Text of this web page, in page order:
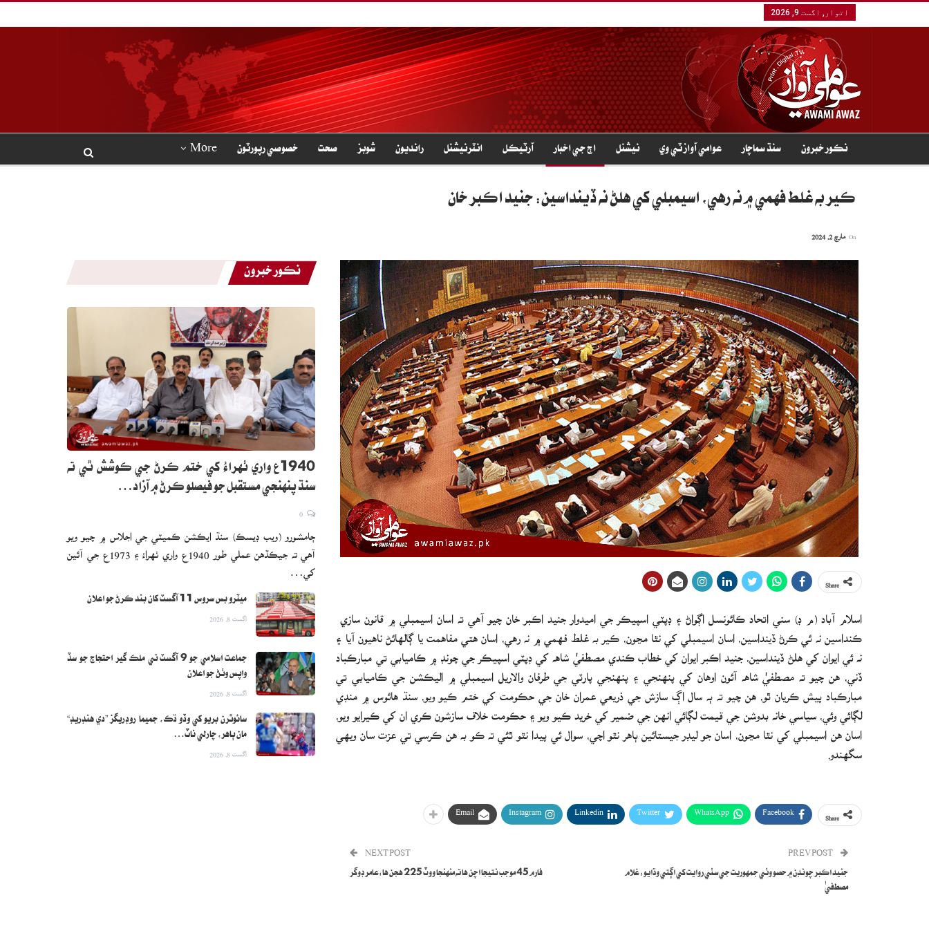
اتوار, اگست 9, 2026
نڪور خبرون سنڌ سماچار عوامي آواز ٽي وي نيشنل اڄ جي اخبار آرٽيڪل انٽرنيشنل رانديون شوبز صحت خصوصي رپورٽون More
ڪير به غلط فهمي ۾ نه رهي، اسيمبلي کي هلڻ نه ڏينداسين: جنيد اڪبر خان
مارچ 2, 2024
اسلام آباد (م ڊ) سني اتحاد ڪائونسل اڳواڻ ۽ ڊپٽي اسپيڪر جي اميدوار جنيد اڪبر خان چيو آهي ته اسان اسيمبلي ۾ قانون سازي
ڪنداسين نه ئي ڪرڻ ڏينداسين، اسان اسيمبلي کي نٿا مڃون، ڪير به غلط فهمي ۾ نه رهي، اسان هتي مفاهمت يا ڳالهائڻ ناهيون آيا ۽
نه ئي ايوان کي هلڻ ڏينداسين، جنيد اڪبر ايوان کي خطاب ڪندي مصطفيٰ شاهه کي ڊپٽي اسپيڪر جي چونڊ ۾ ڪاميابي تي مبارڪباد
ڏني، هن چيو ته مصطفيٰ شاهه آئون اوهان کي پنهنجي ۽ پنهنجي پارٽي جي طرفان والاريل اسيمبلي ۾ اليڪشن جي ڪاميابي تي
مبارڪباد پيش ڪريان ٿو، هن چيو ته ٻه سال اڳ سازش جي ذريعي عمران خان جي حڪومت کي ختم ڪيو ويو، سنڌ هائوس ۾ منڊي
لڳائي وئي، سياسي خانه بدوشن جي قيمت لڳائي انهن جي ضمير کي خريد ڪيو ويو ۽ حڪومت خلاف سازشون ڪري ان کي ڪيرايو ويو،
اسان هن اسيمبلي کي نٿا مڃون، اسان جو ليڊر جيستائين ٻاهر نٿو اچي، سوال ئي پيدا نٿو ٿئي ته ڪو به هن ڪرسي تي عزت سان ويهي
سگهندو.
Facebook
WhatsApp
Twitter
Linkedin
Instagram
Email
جنيد اڪبر چونڊن ۾ حصو وٺي جمهوريت جي سٺي روايت کي اڳتي وڌايو: غلام
مصطفيٰ
NEXT POST
فارم 45 موجب نتيجا اچن ها ته منهنجا ووٽ 225 هجن ها:عامر ڊوگر
نڪور خبرون
1940ع واري ٺهراءُ کي ختم ڪرڻ جي ڪوشش ٿي ته
سنڌ پنهنجي مستقبل جو فيصلو ڪرڻ ۾ آزاد…
ڄامشورو (ويب ڊيسڪ) سنڌ ايڪشن ڪميٽي جي اجلاس ۾ چيو ويو
آهي ته جيڪڏهن عملي طور 1940ع واري ٺهراءُ ۽ 1973ع جي آئين
کي…
ميٽرو بس سروس 11 آگسٽ کان بند ڪرڻ جو اعلان
اگست 8, 2026
جماعت اسلامي جو 9 آگسٽ تي ملڪ گير احتجاج جو سڏ
واپس وٺڻ جو اعلان
اگست 8, 2026
سائوٿرن بريو کي وڏو ڌڪ، جميما روڊريگز ”دي هنڊريڊ“
مان ٻاهر، چارلي ناٽ…
اگست 8, 2026